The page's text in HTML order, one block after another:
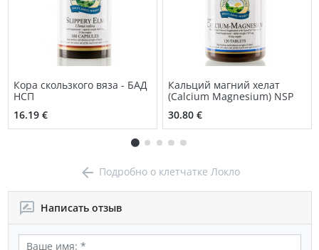
Кора скользкого вяза - БАД
НСП
16.19 €
Кальций магний хелат
(Calcium Magnesium) NSP
30.80 €
Подробно о клетчатке Локло
Написать отзыв